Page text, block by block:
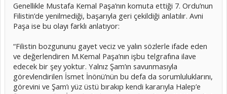
Genellikle Mustafa Kemal Paşa’nın komuta ettiği 7. Ordu’nun
Filistin’de yenilmediği, başarıyla geri çekildiği anlatılır. Avni
Paşa ise bu olayı farklı anlatıyor:
“Filistin bozgununu gayet veciz ve yalın sözlerle ifade eden
ve değerlendiren M.Kemal Paşa’nın işbu telgrafına ilave
edecek bir şey yoktur. Yalnız Şam’ın savunmasıyla
görevlendirilen İsmet İnönü’nün bu defa da sorumluluklarını,
görevini ve Şam’ı yüz üstü bırakıp kendi kararıyla Halep’e